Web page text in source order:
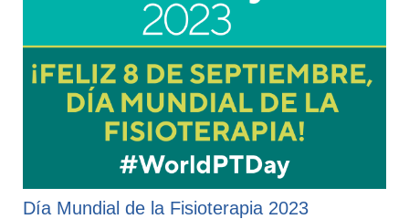
Día Mundial de la Fisioterapia 2023